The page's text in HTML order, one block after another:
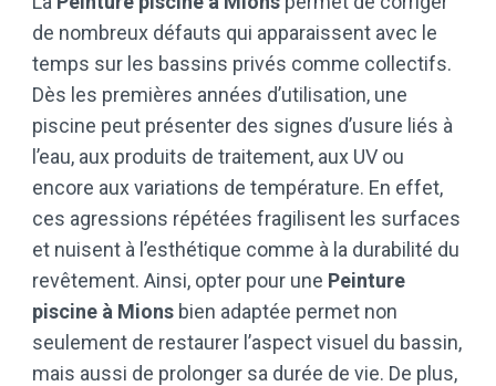
de nombreux défauts qui apparaissent avec le
temps sur les bassins privés comme collectifs.
Dès les premières années d’utilisation, une
piscine peut présenter des signes d’usure liés à
l’eau, aux produits de traitement, aux UV ou
encore aux variations de température. En effet,
ces agressions répétées fragilisent les surfaces
et nuisent à l’esthétique comme à la durabilité du
revêtement. Ainsi, opter pour une Peinture
piscine à Mions bien adaptée permet non
seulement de restaurer l’aspect visuel du bassin,
mais aussi de prolonger sa durée de vie. De plus,